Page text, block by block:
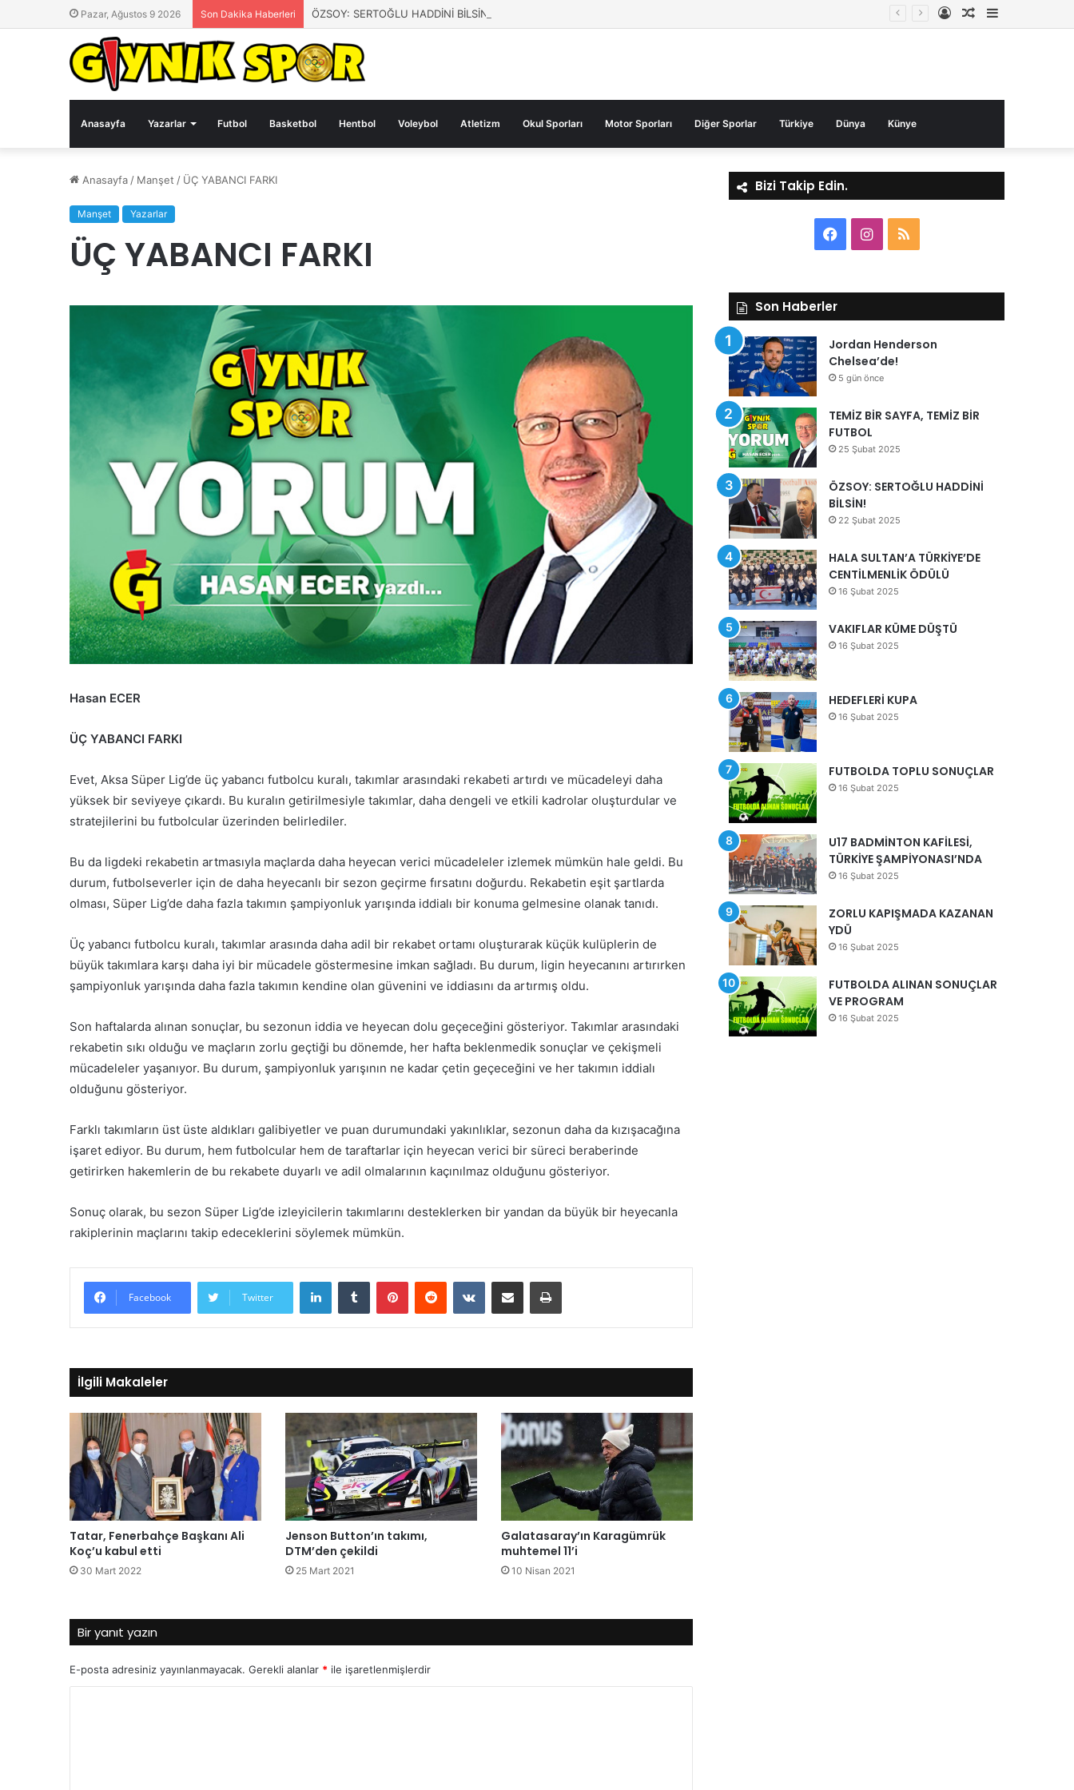
Pazar, Ağustos 9 2026 Son Dakika Haberleri ÖZSOY: SERTOĞLU HADDİNİ BİLSİN!
Kenar
Rastgele
Kayıt
Anasayfa Yazarlar Futbol Basketbol Hentbol Voleybol Atletizm Okul Sporları Motor Sporları Diğer Sporlar Türkiye Dünya Künye
Anasayfa/ Manşet / ÜÇ YABANCI FARKI
Manşet Yazarlar
ÜÇ YABANCI FARKI
Hasan ECER
ÜÇ YABANCI FARKI
Evet, Aksa Süper Lig’de üç yabancı futbolcu kuralı, takımlar arasındaki rekabeti artırdı ve mücadeleyi daha
yüksek bir seviyeye çıkardı. Bu kuralın getirilmesiyle takımlar, daha dengeli ve etkili kadrolar oluşturdular ve
stratejilerini bu futbolcular üzerinden belirlediler.
Bu da ligdeki rekabetin artmasıyla maçlarda daha heyecan verici mücadeleler izlemek mümkün hale geldi. Bu
durum, futbolseverler için de daha heyecanlı bir sezon geçirme fırsatını doğurdu. Rekabetin eşit şartlarda
olması, Süper Lig’de daha fazla takımın şampiyonluk yarışında iddialı bir konuma gelmesine olanak tanıdı.
Üç yabancı futbolcu kuralı, takımlar arasında daha adil bir rekabet ortamı oluşturarak küçük kulüplerin de
büyük takımlara karşı daha iyi bir mücadele göstermesine imkan sağladı. Bu durum, ligin heyecanını artırırken
şampiyonluk yarışında daha fazla takımın kendine olan güvenini ve iddiasını da artırmış oldu.
Son haftalarda alınan sonuçlar, bu sezonun iddia ve heyecan dolu geçeceğini gösteriyor. Takımlar arasındaki
rekabetin sıkı olduğu ve maçların zorlu geçtiği bu dönemde, her hafta beklenmedik sonuçlar ve çekişmeli
mücadeleler yaşanıyor. Bu durum, şampiyonluk yarışının ne kadar çetin geçeceğini ve her takımın iddialı
olduğunu gösteriyor.
Farklı takımların üst üste aldıkları galibiyetler ve puan durumundaki yakınlıklar, sezonun daha da kızışacağına
işaret ediyor. Bu durum, hem futbolcular hem de taraftarlar için heyecan verici bir süreci beraberinde
getirirken hakemlerin de bu rekabete duyarlı ve adil olmalarının kaçınılmaz olduğunu gösteriyor.
Sonuç olarak, bu sezon Süper Lig’de izleyicilerin takımlarını desteklerken bir yandan da büyük bir heyecanla
rakiplerinin maçlarını takip edeceklerini söylemek mümkün.
Facebook Twitter
LinkedInTumblr PinterestReddit VKontakteE-Posta ile paylaş Yazdır
İlgili Makaleler
Tatar, Fenerbahçe Başkanı Ali
Koç’u kabul etti
30 Mart 2022
Jenson Button’ın takımı,
DTM’den çekildi
25 Mart 2021
Galatasaray’ın Karagümrük
muhtemel 11’i
10 Nisan 2021
Bir yanıt yazın
E-posta adresiniz yayınlanmayacak. Gerekli alanlar * ile işaretlenmişlerdir
Bizi Takip Edin.
FacebookInstagram
RSS
Son Haberler
Jordan Henderson
Chelsea’de!
5 gün önce
TEMİZ BİR SAYFA, TEMİZ BİR
FUTBOL
25 Şubat 2025
ÖZSOY: SERTOĞLU HADDİNİ
BİLSİN!
22 Şubat 2025
HALA SULTAN’A TÜRKİYE’DE
CENTİLMENLİK ÖDÜLÜ
16 Şubat 2025
VAKIFLAR KÜME DÜŞTÜ
16 Şubat 2025
HEDEFLERİ KUPA
16 Şubat 2025
FUTBOLDA TOPLU SONUÇLAR
16 Şubat 2025
U17 BADMİNTON KAFİLESİ,
TÜRKİYE ŞAMPİYONASI’NDA
16 Şubat 2025
ZORLU KAPIŞMADA KAZANAN
YDÜ
16 Şubat 2025
FUTBOLDA ALINAN SONUÇLAR
VE PROGRAM
16 Şubat 2025